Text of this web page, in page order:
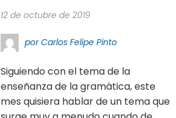
12 de octubre de 2019
por Carlos Felipe Pinto
Siguiendo con el tema de la
enseñanza de la gramática, este
mes quisiera hablar de un tema que